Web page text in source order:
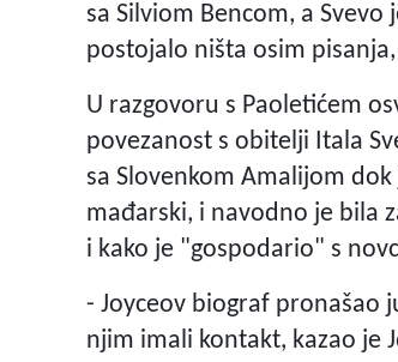
sa Silviom Bencom, a
postojalo ništa osim
U razgovoru s Paoletićem
povezanost s obitelji Itala
sa Slovenkom Amalijom
mađarski, i navodno je bila
i kako je "gospodario" s
- Joyceov biograf pronašao
njim imali kontakt, kazao je